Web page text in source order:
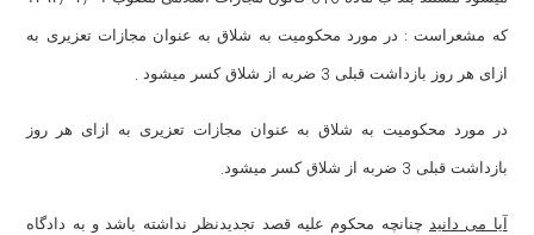
که مشعراست : در مورد محکومیت به شلاق به عنوان مجازات تعزیری به
ازای هر روز بازداشت قبلی 3 ضربه از شلاق کسر میشود .
در مورد محکومیت به شلاق به عنوان مجازات تعزیری به ازای هر روز
بازداشت قبلی 3 ضربه از شلاق کسر میشود .
آیا می دانید چنانچه محکوم علیه قصد تجدیدنظر نداشته باشد و به دادگاه